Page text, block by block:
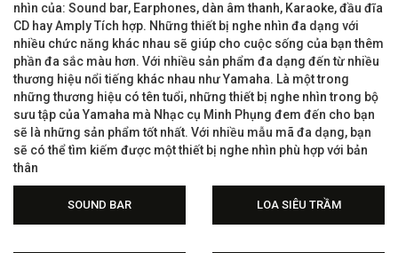
nhìn của: Sound bar, Earphones, dàn âm thanh, Karaoke, đầu đĩa
CD hay Amply Tích hợp. Những thiết bị nghe nhìn đa dạng với
nhiều chức năng khác nhau sẽ giúp cho cuộc sống của bạn thêm
phần đa sắc màu hơn. Với nhiều sản phẩm đa dạng đến từ nhiều
thương hiệu nổi tiếng khác nhau như Yamaha. Là một trong
những thương hiệu có tên tuổi, những thiết bị nghe nhìn trong bộ
sưu tập của Yamaha mà Nhạc cụ Minh Phụng đem đến cho bạn
sẽ là những sản phẩm tốt nhất. Với nhiều mẫu mã đa dạng, bạn
sẽ có thể tìm kiếm được một thiết bị nghe nhìn phù hợp với bản
thân
SOUND BAR LOA SIÊU TRẦM